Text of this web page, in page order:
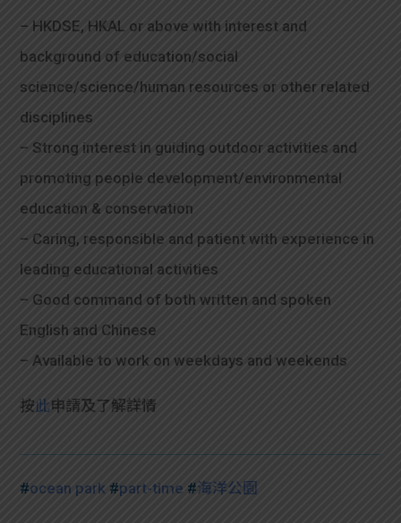
– HKDSE, HKAL or above with interest and
background of education/social
science/science/human resources or other related
disciplines
– Strong interest in guiding outdoor activities and
promoting people development/environmental
education & conservation
– Caring, responsible and patient with experience in
leading educational activities
– Good command of both written and spoken
English and Chinese
– Available to work on weekdays and weekends
按此申請及了解詳情
#ocean park #part-time #海洋公園